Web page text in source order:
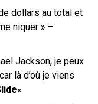
dollars au total et
niquer » –
Jackson, je peux
là d’où je viens
«